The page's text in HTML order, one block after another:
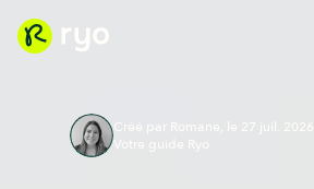
Créé par Romane, le 27 juil. 2026
Votre guide Ryo